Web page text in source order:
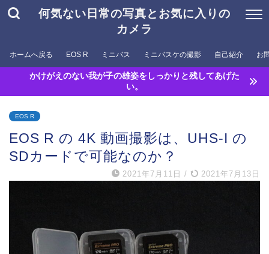
何気ない日常の写真とお気に入りの
カメラ
ホームへ戻る EOS R ミニバス ミニバスケの撮影 自己紹介 お
かけがえのない我が子の雄姿をしっかりと残してあげた
い。
EOS R
EOS R の 4K 動画撮影は、UHS-I の
SDカードで可能なのか？
2021年7月11日 / 2021年7月13日